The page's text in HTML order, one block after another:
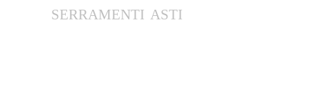
serramenti asti